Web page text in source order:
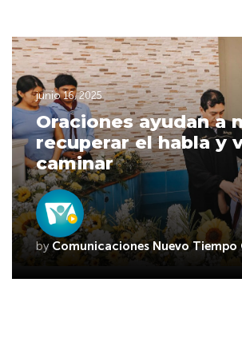
junio 16, 2025
Oraciones ayudan a
recuperar el habla y
caminar
by Comunicaciones Nuevo Tiempo